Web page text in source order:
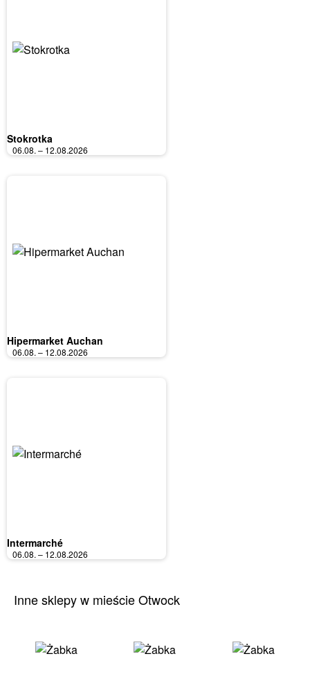
Stokrotka
06.08. – 12.08.2026
Hipermarket Auchan
06.08. – 12.08.2026
Intermarché
06.08. – 12.08.2026
Inne sklepy w mieście Otwock